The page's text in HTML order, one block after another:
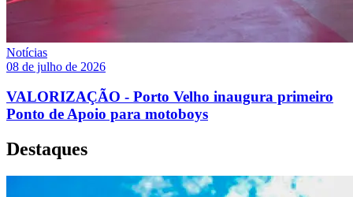
Notícias
08 de julho de 2026
VALORIZAÇÃO - Porto Velho inaugura primeiro
Ponto de Apoio para motoboys
Destaques